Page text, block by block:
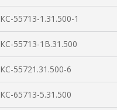
КС-55713-1.31.500-1
КС-55713-1В.31.500
КС-55721.31.500-6
КС-65713-5.31.500